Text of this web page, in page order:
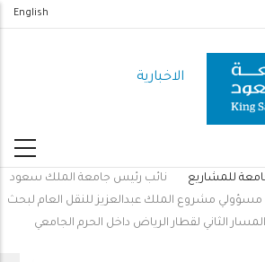
English
الاخبارية
للمشاريع
نائب رئيس جامعة الملك سعود
مشروع الملك عبدالعزيز للنقل العام لبحث
الثاني لقطار الرياض داخل الحرم الجامعي